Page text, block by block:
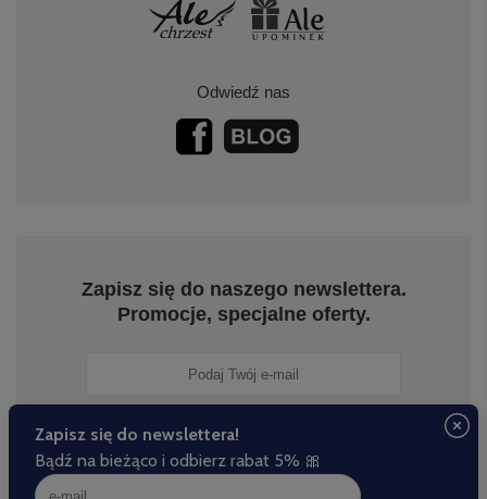
Odwiedź nas
Zapisz się do naszego newslettera.
Promocje, specjalne oferty.
Zapisz się